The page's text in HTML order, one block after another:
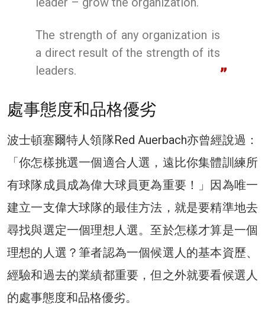
The strength of any organization is
a direct result of the strength of its
leaders.
處事態度和品格優劣
波士頓塞爾特人領隊Red Auerbach亦曾經說過：
「你怎樣挑選一個適合人選，遠比你集體訓練所
有球隊成員成為偉大球員更為重要！」因為唯一
建立一支偉大球隊的最佳方法，就是要精準地去
尋找與選定一個理想人選。至於怎樣才算是一個
理想的人選？筆者認為一個候選人的基本資歷、
經驗和過去的業績都重要，但之外就要看候選人
的處事態度和品格優劣。